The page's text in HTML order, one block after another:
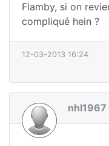
Flamby, si on
compliqué hein ?
12-03-2013 16:24
nhl1967